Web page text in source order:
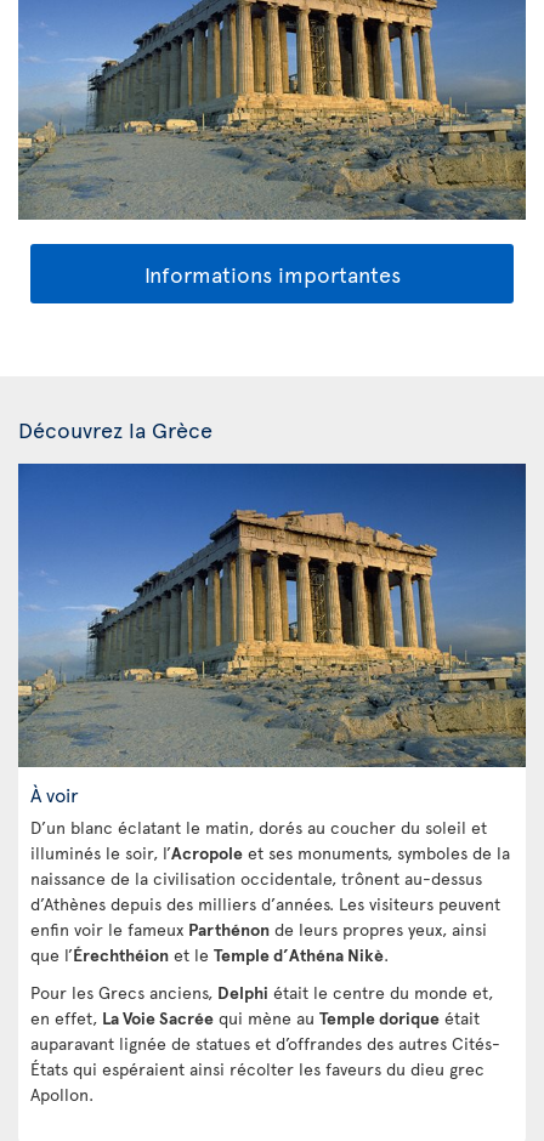
Informations importantes
Découvrez la Grèce
À voir
D’un blanc éclatant le matin, dorés au coucher du soleil et
illuminés le soir, l’Acropole et ses monuments, symboles de la
naissance de la civilisation occidentale, trônent au-dessus
d’Athènes depuis des milliers d’années. Les visiteurs peuvent
enfin voir le fameux Parthénon de leurs propres yeux, ainsi
que l’Érechthéion et le Temple d’Athéna Nikè.
Pour les Grecs anciens, Delphi était le centre du monde et,
en effet, La Voie Sacrée qui mène au Temple dorique était
auparavant lignée de statues et d’offrandes des autres Cités-
États qui espéraient ainsi récolter les faveurs du dieu grec
Apollon.